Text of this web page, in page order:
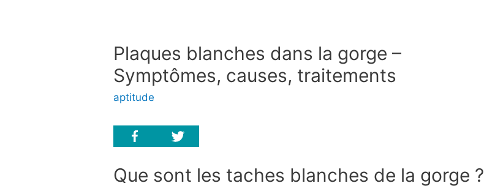
Plaques blanches dans la gorge –
Symptômes, causes, traitements
aptitude
Que sont les taches blanches de la gorge ?